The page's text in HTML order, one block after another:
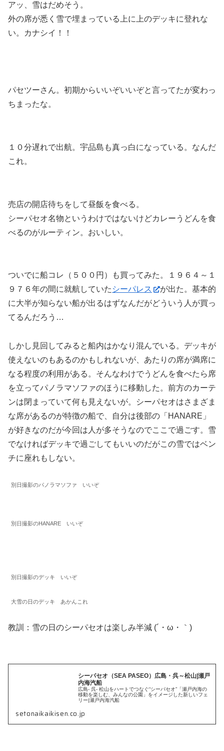
アッ、雪はだめそう。
外の席が悉く雪で埋まっている上に上のデッキに登れな
い。カナシイ！！
パセツーさん。初期からいいぞいいぞと言ってたが変わっ
ちまったな。
１０分遅れで出航。宇品島も真っ白になっている。なんだ
これ。
売店の開店待ちをして昼飯を食べる。
シーパセオ名物というわけではないけどカレーうどんを食
べるのがルーティン。おいしい。
ついでに船コレ（５００円）も買ってみた。１９６４～１
９７６年の間に就航していた シーパレス
が出た。基本的
に大半が知らない船が出るはずなんだがどういう人が買っ
てるんだろう…
しかし見回してみると船内はかなり混んでいる。デッキが
使えないのもあるのかもしれないが、あたりの席が満席に
なる程度の利用がある。そんなわけでうどんを食べたら席
を立ってパノラマソファのほうに移動した。前方のカーテ
ンは閉まっていて何も見えないが。シーパセオはさまざま
な席があるのが特徴の船で、自分は後部の「HANARE」
が好きなのだが今回は人が多そうなのでここで過ごす。雪
でなければデッキで過ごしてもいいのだがこの雪ではベン
チに座れもしない。
別日撮影のパノラマソファ いいぞ
別日撮影のHANARE いいぞ
別日撮影のデッキ いいぞ
大雪の日のデッキ あかんこれ
教訓：雪の日のシーパセオは楽しみ半減 (´・ω・｀)
シーパセオ（SEA PASEO）広島・呉～松山|瀬戸
内海汽船
広島- 呉- 松山をハートでつなぐ“シーパセオ”「瀬戸内海の
移動を楽しむ、みんなの公園」をイメージした新しいフェ
リー|瀬戸内海汽船
setonaikaikisen.co.jp